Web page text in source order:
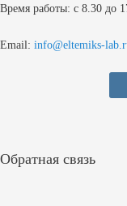
Время работы: с 8.30 до
Email: info@eltemiks-
Обратная связь